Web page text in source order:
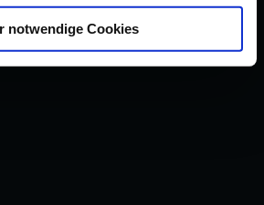
notwendige Cookies